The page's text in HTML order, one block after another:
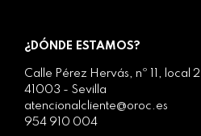
¿DÓNDE ESTAMOS?
Calle Pérez Hervás, nº 11, local 2
41003 - Sevilla
atencionalcliente@oroc.es
954 910 004